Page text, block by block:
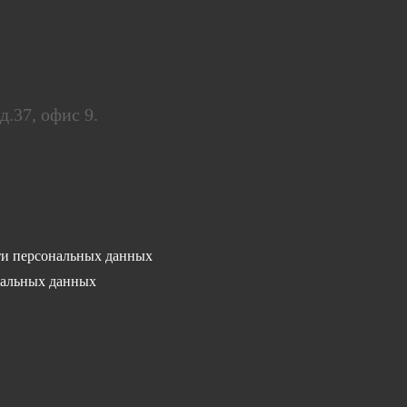
офис 9.
персональных данных
данных